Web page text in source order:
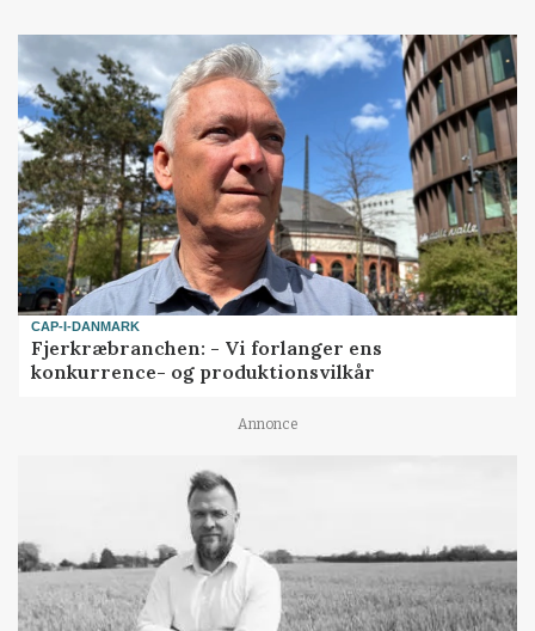
CAP-I-DANMARK
Fjerkræbranchen: - Vi forlanger ens
konkurrence- og produktionsvilkår
Annonce